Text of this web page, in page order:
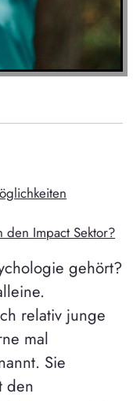
den Impact Sektor?
gehört?
relativ junge
mal
Sie
den